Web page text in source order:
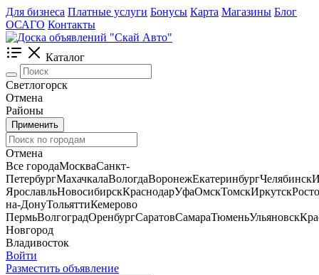
Для бизнеса Платные услуги Бонусы Карта Магазины Блог
ОСАГО Контакты
Каталог
Светлогорск
Отмена
Районы
Применить
Отмена
Все городаМоскваСанкт-
ПетербургМахачкалаВологдаВоронежЕкатеринбургЧелябинск
ЯрославльНовосибирскКраснодарУфаОмскТомскИркутск
на-ДонуТольяттиКемерово
ПермьВолгоградОренбургСаратовСамараТюменьУльяновск
Новгород
Владивосток
Войти
Разместить объявление